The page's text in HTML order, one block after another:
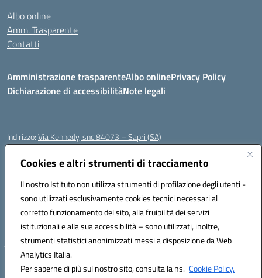
Cookies e altri strumenti di tracciamento
Il nostro Istituto non utilizza strumenti di profilazione degli utenti -
sono utilizzati esclusivamente cookies tecnici necessari al
corretto funzionamento del sito, alla fruibilità dei servizi
istituzionali e alla sua accessibilità – sono utilizzati, inoltre,
strumenti statistici anonimizzati messi a disposizione da Web
Analytics Italia.
Per saperne di più sul nostro sito, consulta la ns. Cookie Policy.
Albo online
Amm. Trasparente
Contatti
Amministrazione trasparenteAlbo onlinePrivacy Policy
Dichiarazione di accessibilitàNote legali
Indirizzo:Via Kennedy, snc 84073 – Sapri (SA)
Centralino:
Posta elettronica certificata (PEC):saic878008@pec.istruzione.it
Codice fiscale: 84002700650
Codice meccanografico:SAIC878008
Codice Indice delle Pubbliche Amministrazioni (IPA): istsc_saic878008
Codice unico di fatturazione (CUF): UFYPHY
Hosting & Powered by 3D Solution S.r.l.